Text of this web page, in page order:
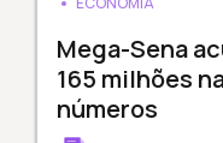
Mega-Sena
165 milhões
números